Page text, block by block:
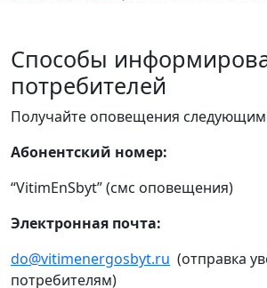
Способы
потребителей
Получайте оповещения
Абонентский номер:
“VitimEnSbyt” (смс оповещения)
Электронная почта:
do@vitimenergosbyt.ru (отправка
потребителям)